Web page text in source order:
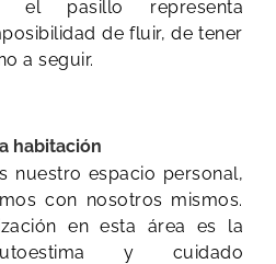
el pasillo representa
de fluir, de tener
a seguir.
habitación
nuestro espacio personal,
con nosotros mismos.
en esta área es la
y cuidado